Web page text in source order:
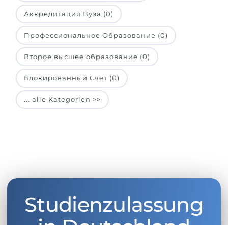
Аккредитация Вуза (0)
Профессиональное Образование (0)
Второе высшее образование (0)
Блокированный Счет (0)
... alle Kategorien >>
Studienzulassung